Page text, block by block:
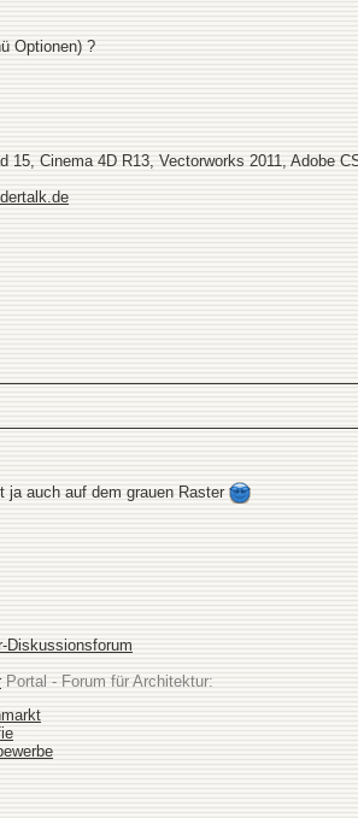
Optionen) ?
15, Cinema 4D R13, Vectorworks 2011, Adobe
ja auch auf dem grauen Raster
Diskussionsforum
Portal - Forum für Architektur: